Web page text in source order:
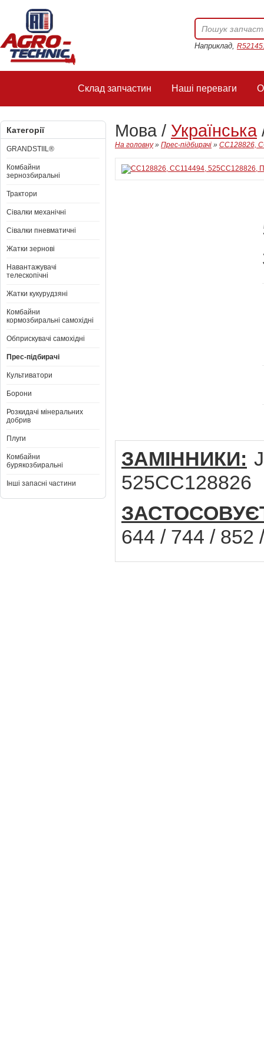
Наприклад,
Склад запчастин Наші переваги
Категорії
GRANDSTIIL®
Комбайни
зернозбиральні
Трактори
Сівалки механічні
Сівалки пневматичні
Жатки зернові
Навантажувачі
телескопічні
Жатки кукурудзяні
Комбайни
кормозбиральні самохідні
Обприскувачі самохідні
Прес-підбирачі
Культиватори
Борони
Розкидачі мінеральних
добрив
Плуги
Комбайни
бурякозбиральні
Інші запасні частини
Мова / Українська
На головну» Прес-підбирачі » CC128826,
ЗАМІННИКИ:
525CC128826
644 / 744 / 852